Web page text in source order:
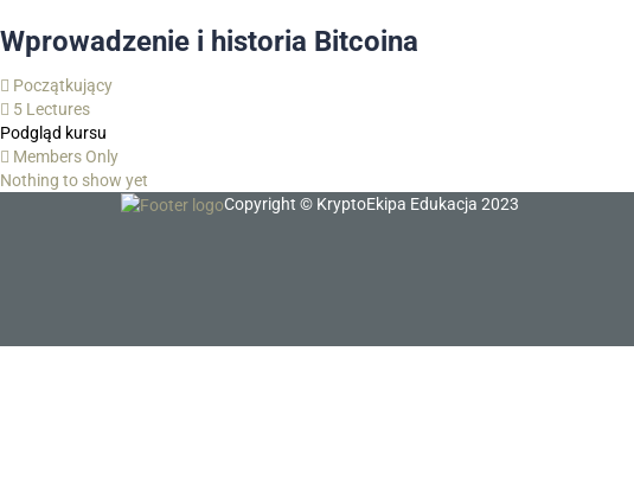
Wprowadzenie i historia Bitcoina
Początkujący
5 Lectures
Podgląd kursu
Members Only
Nothing to show yet
Copyright © KryptoEkipa Edukacja 2023